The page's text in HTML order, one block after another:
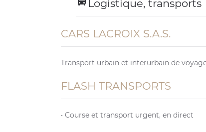
Logistique, transports
CARS LACROIX S.A.S.
Transport urbain et interurbain de
FLASH TRANSPORTS
• Course et transport urgent, en direct